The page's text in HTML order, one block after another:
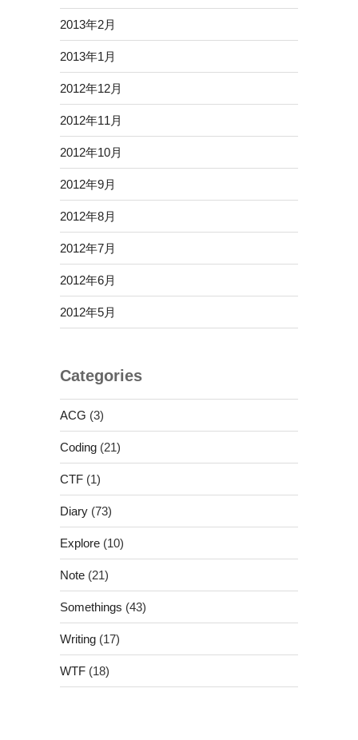
2013年2月
2013年1月
2012年12月
2012年11月
2012年10月
2012年9月
2012年8月
2012年7月
2012年6月
2012年5月
Categories
ACG (3)
Coding(21)
CTF(1)
Diary(73)
Explore(10)
Note(21)
Somethings (43)
Writing(17)
WTF(18)